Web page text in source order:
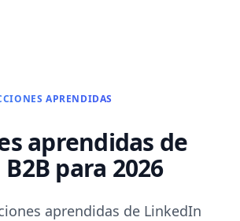
APRENDIDAS
aprendidas de
para 2026
aprendidas de LinkedIn